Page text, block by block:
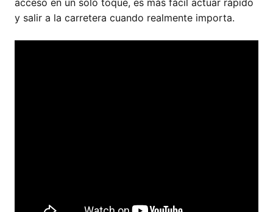
acceso en un solo toque, es más fácil actuar rápido
y salir a la carretera cuando realmente importa.